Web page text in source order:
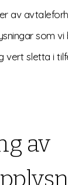
av
som
vert sletta i
av